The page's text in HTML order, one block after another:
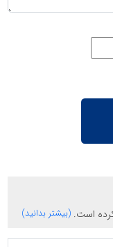
(بیشتر بدانید)